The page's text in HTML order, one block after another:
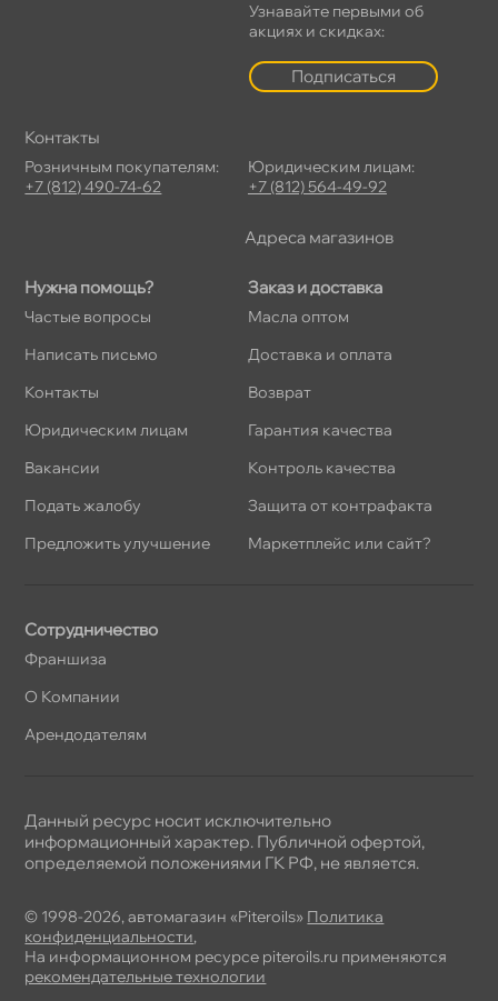
Нужна помощь?
Частые вопросы
Написать письмо
Контакты
Юридическим лицам
акансии
Подать жалобу
Предложить улучшение
Заказ и доставка
Масла оптом
Доставка и оплата
озврат
Гарантия качества
Контроль качества
Защита от контрафакта
Маркетплейс или сайт?
Узнавайте первыми о
акциях и скидках:
Подписаться
Сотрудничество
Франшиза
О Компании
Арендодателям
Контакты
Розничным покупателям:
+7 (812) 490-74-62
Юридическим лицам:
+7 (812) 564-49-92
Адреса магазино
© 1998-2026, автомагазин «Piteroils» Политика
конфиденциальности,
На информационном ресурсе piteroils.ru применяются
рекомендательные технологии
Данный ресурс носит исключительно
информационный характер. Публичной офертой,
определяемой положениями ГК РФ, не является.